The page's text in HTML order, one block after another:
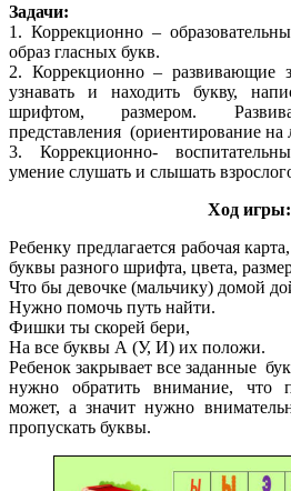
Задачи:
1. Коррекционно –
образ гласных букв.
2. Коррекционно – развивающие
узнавать и находить букву,
шрифтом, размером.
представления (ориентирование на
3. Коррекционно-
умение слушать и слышать
Ход игры:
Ребенку предлагается рабочая
буквы разного шрифта, цвета,
Что бы девочке (мальчику) домой
Нужно помочь путь найти.
Фишки ты скорей бери,
На все буквы А (У, И) их положи.
Ребенок закрывает все заданные
нужно обратить внимание, что
может, а значит нужно
пропускать буквы.